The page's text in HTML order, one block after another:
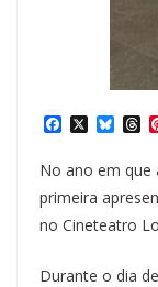
a
e
b
o
o
X B
e
s
k
y
T
h
e
a
d
s
No ano em que
primeira
no Cineteatro
Durante o dia